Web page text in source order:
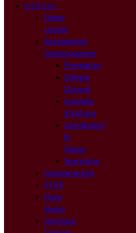
ISTITUTO
Orario
Lezioni
Regolamenti
Organizzazione
Presidenza
Collegio
Docenti
Consiglio
d’Istituto
Coordinatori
di
Classe
Segreteria
Organigramma
PTOF
Dove
Siamo
Comitato